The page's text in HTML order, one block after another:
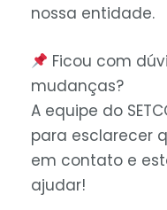
nossa entidade.
Ficou com
mudanças?
A equipe do
para esclarecer
em contato e
ajudar!